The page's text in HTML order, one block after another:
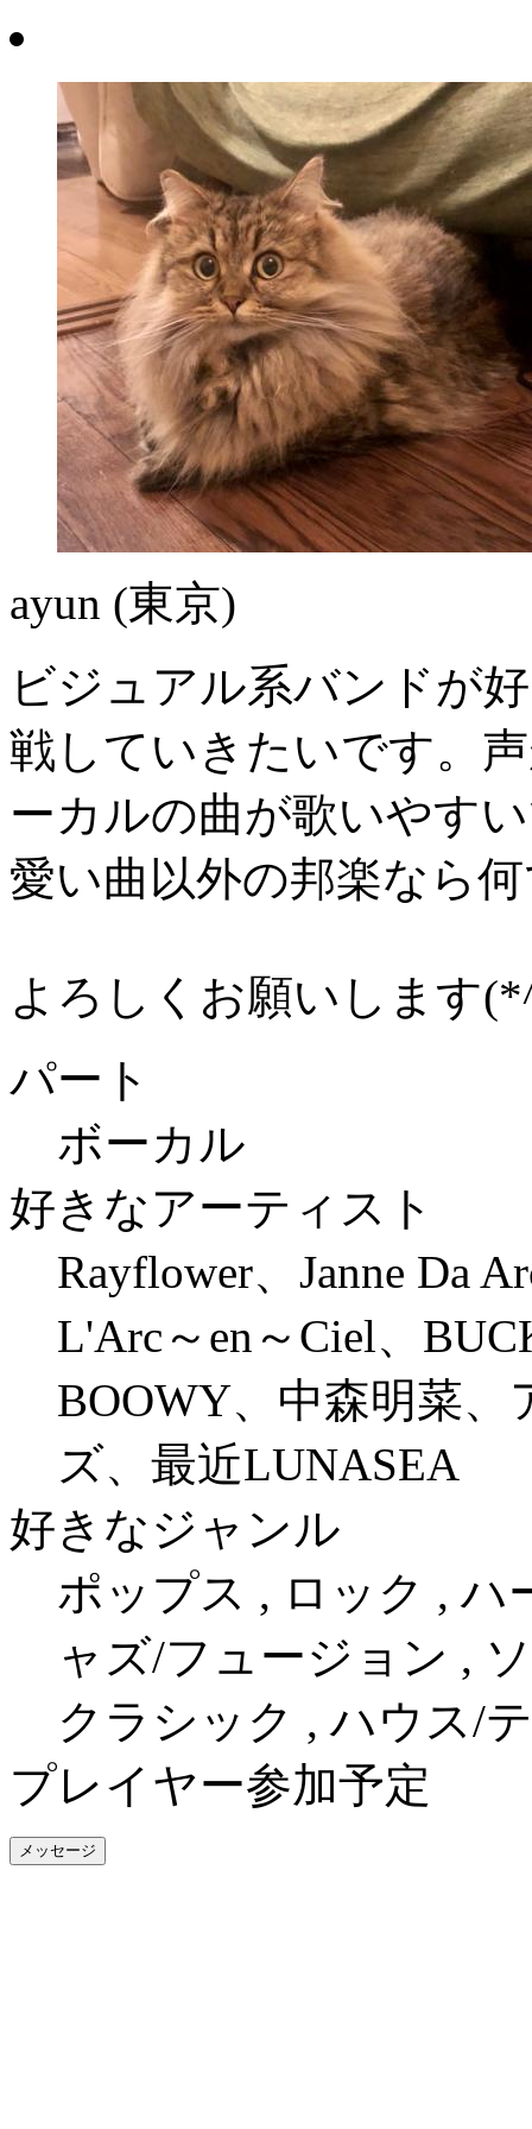
ayun (東京)
ビジュアル系バンドが
戦していきたいです。
ーカルの曲が歌いやす
愛い曲以外の邦楽なら
よろしくお願いします
パート
ボーカル
好きなアーティスト
Rayflower、Janne Da
L'Arc～en～Ciel、
BOOWY、中森明菜
ズ、最近LUNASEA
好きなジャンル
ポップス , ロック , ハ
ャズ/フュージョン ,
クラシック , ハウス/
プレイヤー参加予定
メッセージ